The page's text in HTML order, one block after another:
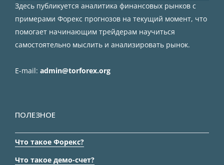
Здесь публикуется аналитика финансовых рынков с
примерами Форекс прогнозов на текущий момент, что
помогает начинающим трейдерам научиться
самостоятельно мыслить и анализировать рынок.
E-mail: admin@torforex.org
ПОЛЕЗНОЕ
Что такое Форекс?
Что такое демо-счет?